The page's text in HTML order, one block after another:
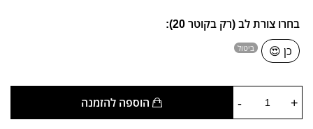
בחרו צורת לב (רק בקוטר 20):
כן 😍
ביטול
- +